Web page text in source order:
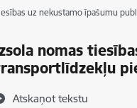
uz nekustamo īpašumu
nomas
Atskaņot tekstu